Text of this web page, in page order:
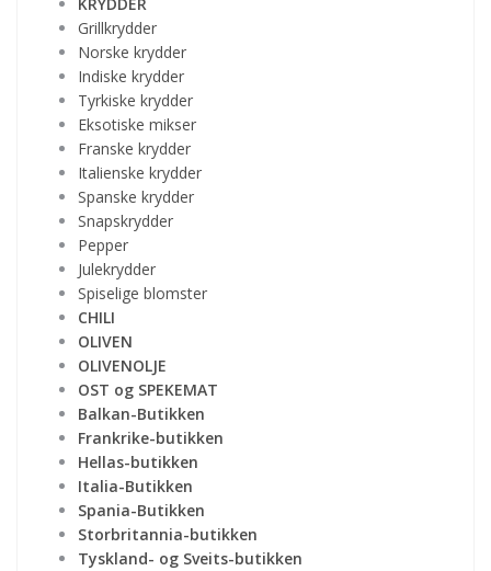
Grillkrydder
Norske krydder
Indiske krydder
Tyrkiske krydder
Eksotiske mikser
Franske krydder
Italienske krydder
Spanske krydder
Snapskrydder
Pepper
Julekrydder
Spiselige blomster
CHILI
OLIVEN
OLIVENOLJE
OST og SPEKEMAT
Balkan-Butikken
Frankrike-butikken
Hellas-butikken
Italia-Butikken
Spania-Butikken
Storbritannia-butikken
Tyskland- og Sveits-butikken